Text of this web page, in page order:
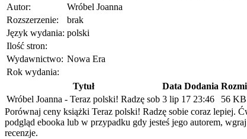
Autor:
Wróbel Joanna
Rozszerzenie:
brak
Język wydania: polski
Ilość stron:
Wydawnictwo: Nowa Era
Rok wydania:
Tytuł
Data Dodania
Wróbel Joanna - Teraz polski! Radzę sob 3 lip 17 23:46
56 KB
Porównaj ceny książki Teraz polski! Radzę sobie coraz lepiej.
podgląd ebooka lub w przypadku gdy jesteś jego autorem,
recenzje.